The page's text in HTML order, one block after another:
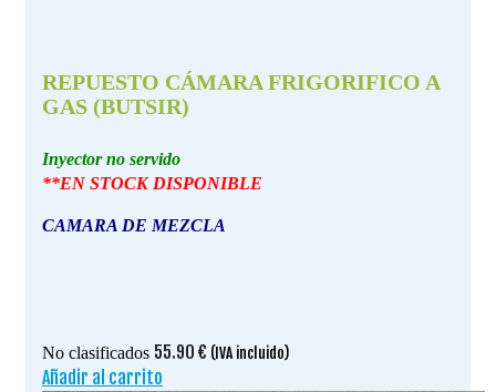
REPUESTO CÁMARA FRIGORIFICO A
GAS (BUTSIR)
Inyector no servido
**EN STOCK DISPONIBLE
CAMARA DE MEZCLA
No clasificados 55.90 € (IVA incluido)
Añadir al carrito